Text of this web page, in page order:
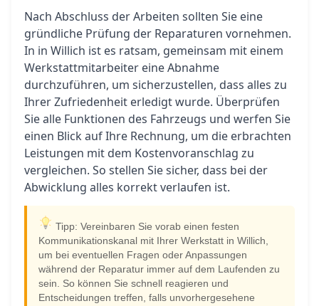
Nach Abschluss der Arbeiten sollten Sie eine
gründliche Prüfung der Reparaturen vornehmen.
In in Willich ist es ratsam, gemeinsam mit einem
Werkstattmitarbeiter eine Abnahme
durchzuführen, um sicherzustellen, dass alles zu
Ihrer Zufriedenheit erledigt wurde. Überprüfen
Sie alle Funktionen des Fahrzeugs und werfen Sie
einen Blick auf Ihre Rechnung, um die erbrachten
Leistungen mit dem Kostenvoranschlag zu
vergleichen. So stellen Sie sicher, dass bei der
Abwicklung alles korrekt verlaufen ist.
Tipp: Vereinbaren Sie vorab einen festen
Kommunikationskanal mit Ihrer Werkstatt in Willich,
um bei eventuellen Fragen oder Anpassungen
während der Reparatur immer auf dem Laufenden zu
sein. So können Sie schnell reagieren und
Entscheidungen treffen, falls unvorhergesehene